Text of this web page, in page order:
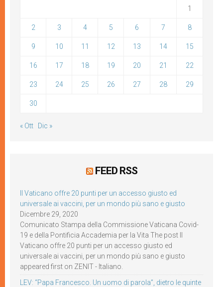
1
2 3 4 5 6 7 8
9 10 11 12 13 14 15
16 17 18 19 20 21 22
23 24 25 26 27 28 29
30
« Ott Dic »
FEED RSS
Il Vaticano offre 20 punti per un accesso giusto ed
universale ai vaccini, per un mondo più sano e giusto
Dicembre 29, 2020
Comunicato Stampa della Commissione Vaticana Covid-
19 e della Pontificia Accademia per la Vita The post Il
Vaticano offre 20 punti per un accesso giusto ed
universale ai vaccini, per un mondo più sano e giusto
appeared first on ZENIT - Italiano.
LEV: “Papa Francesco. Un uomo di parola”, dietro le quinte